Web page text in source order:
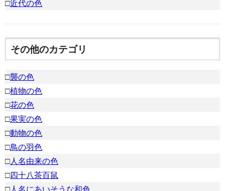
□近代の色
その他のカテゴリ
□襲の色
□植物の色
□花の色
□果実の色
□動物の色
□鳥の羽色
□人名由来の色
□四十八茶百鼠